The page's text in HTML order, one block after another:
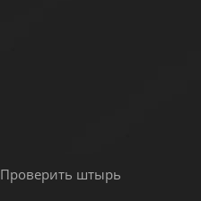
Проверить штырь